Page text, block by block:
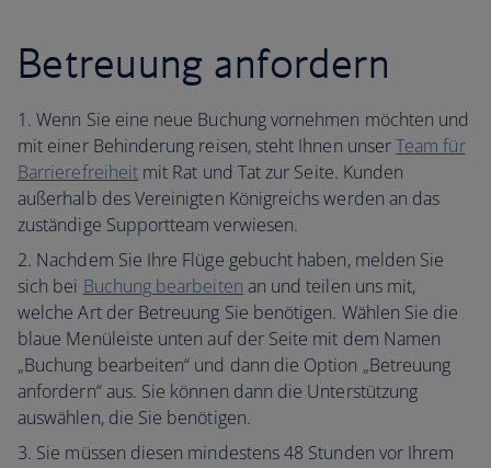
Betreuung anfordern
Wenn Sie eine neue Buchung vornehmen möchten und
mit einer Behinderung reisen, steht Ihnen unserTeam für
Barrierefreiheit mit Rat und Tat zur Seite. Kunden
außerhalb des Vereinigten Königreichs werden an das
zuständige Supportteam verwiesen.
Nachdem Sie Ihre Flüge gebucht haben, melden Sie
sich bei Buchung bearbeiten an und teilen uns mit,
welche Art der Betreuung Sie benötigen. Wählen Sie die
blaue Menüleiste unten auf der Seite mit dem Namen
„Buchung bearbeiten“ und dann die Option „Betreuung
anfordern“ aus. Sie können dann die Unterstützung
auswählen, die Sie benötigen.
Sie müssen diesen mindestens 48 Stunden vor Ihrem